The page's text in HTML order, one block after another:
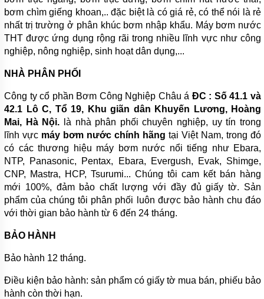
PHUY
MÁY
THỔI
KHÍ
MOTOR
ĐIỆN
PHỤ
KIỆN
MÁY
BƠM
MÁY
BƠM
RỬA
XE,
XỊT
RỬA
MÁY
LẠNH
MÁY
TUẦN
NƯỚC
NÓNG
bơm chìm giếng khoan,.. đặc biệt là có giá rẻ, có thể nói là rẻ
nhất trị trường ở phân khúc bơm nhập khẩu. Máy bơm nước
THT được ứng dụng rộng rãi trong nhiều lĩnh vực như công
nghiệp, nông nghiệp, sinh hoạt dân dụng,...
NHÀ PHÂN PHỐI
Công ty cổ phần Bơm Công Nghiệp Châu á ĐC : Số 41.1 và
42.1 Lô C, Tổ 19, Khu giãn dân Khuyến Lương, Hoàng
Mai, Hà Nội. là nhà phân phối chuyên nghiệp, uy tín trong
lĩnh vực máy bơm nước chính hãng tại Việt Nam, trong đó
có các thương hiệu máy bơm nước nổi tiếng như Ebara,
NTP, Panasonic, Pentax, Ebara, Evergush, Evak, Shimge,
CNP, Mastra, HCP, Tsurumi... Chúng tôi cam kết bán hàng
mới 100%, đảm bảo chất lượng với đầy đủ giấy tờ. Sản
phẩm của chúng tôi phân phối luôn được bảo hành chu đáo
với thời gian bảo hành từ 6 đến 24 tháng.
BẢO HÀNH
Bảo hành 12 tháng.
Điều kiện bảo hành: sản phẩm có giấy tờ mua bán, phiếu bảo
hành còn thời hạn.